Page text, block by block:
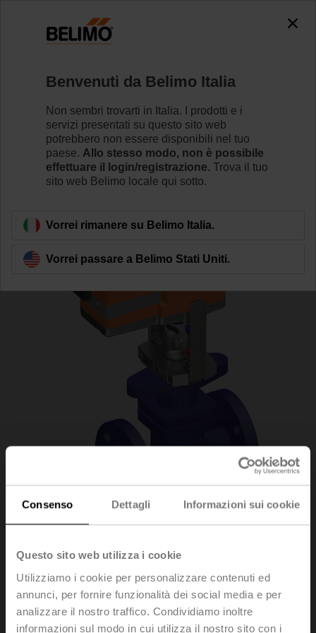
Consenso Dettagli Informazioni sui cookie
Questo sito web utilizza i cookie
Utilizziamo i cookie per personalizzare contenuti ed
annunci, per fornire funzionalità dei social media e per
analizzare il nostro traffico. Condividiamo inoltre
informazioni sul modo in cui utilizza il nostro sito con i
H6015X1P6-S2/LV24A-TPC
Per saperne di più
Torna alla categoria di prodotti
H6015X1P6-
S2/LV24A-TPC
Benvenuti da Belimo Italia
Non sembri trovarti in Italia. I prodotti e i
servizi presentati su questo sito web
potrebbero non essere disponibili nel tuo
paese. Allo stesso modo, non è possibile
effettuare il login/registrazione. Trova il tuo
sito web Belimo locale qui sotto.
Vorrei rimanere su Belimo Italia.
Vorrei passare a Belimo Stati Uniti.